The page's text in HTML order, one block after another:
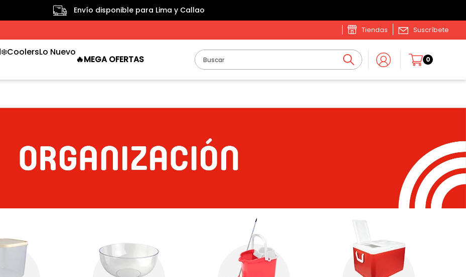
Envío disponible para Lima y Callao
Tiendas Suscríbete
❄️CoolersLo Nuevo
🔥MEGA OFERTAS
Buscar
0
TÉRMINOS MÁS BUSCADOS
4 .
tacho
5
tachos
caja conservadora